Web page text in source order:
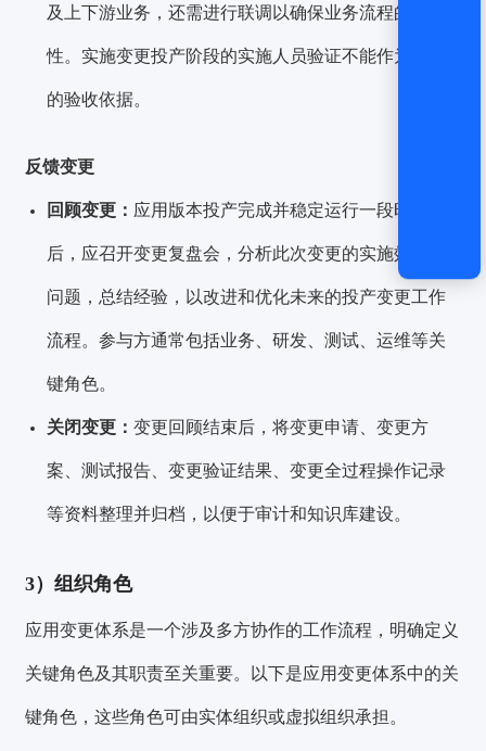
及上下游业务，还需进行联调以确保业务流程的完整
性。实施变更投产阶段的实施人员验证不能作为最终
的验收依据。
反馈变更
回顾变更： 应用版本投产完成并稳定运行一段时间
后，应召开变更复盘会，分析此次变更的实施效果和
问题，总结经验，以改进和优化未来的投产变更工作
流程。参与方通常包括业务、研发、测试、运维等关
键角色。
关闭变更：变更回顾结束后，将变更申请、变更方
案、测试报告、变更验证结果、变更全过程操作记录
等资料整理并归档，以便于审计和知识库建设。
3）组织角色
应用变更体系是一个涉及多方协作的工作流程，明确定义
关键角色及其职责至关重要。以下是应用变更体系中的关
键角色，这些角色可由实体组织或虚拟组织承担。